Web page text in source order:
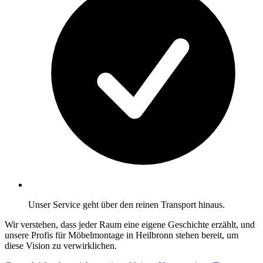
Unser Service geht über den reinen Transport hinaus.
Wir verstehen, dass jeder Raum eine eigene Geschichte erzählt, und
unsere Profis für Möbelmontage in Heilbronn stehen bereit, um
diese Vision zu verwirklichen.